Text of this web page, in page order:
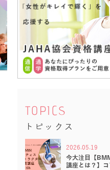
TOPICS
トピックス
2026.05.19
今大注目【
講座とは？】